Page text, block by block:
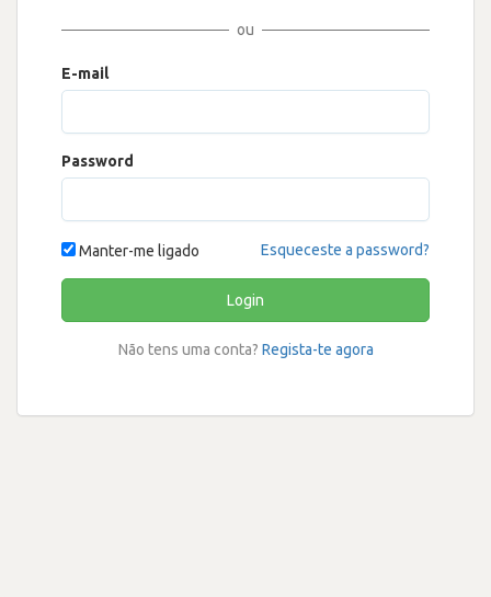
ou
E-mail
Password
Manter-me ligado Esqueceste a password?
Login
Não tens uma conta? Regista-te agora